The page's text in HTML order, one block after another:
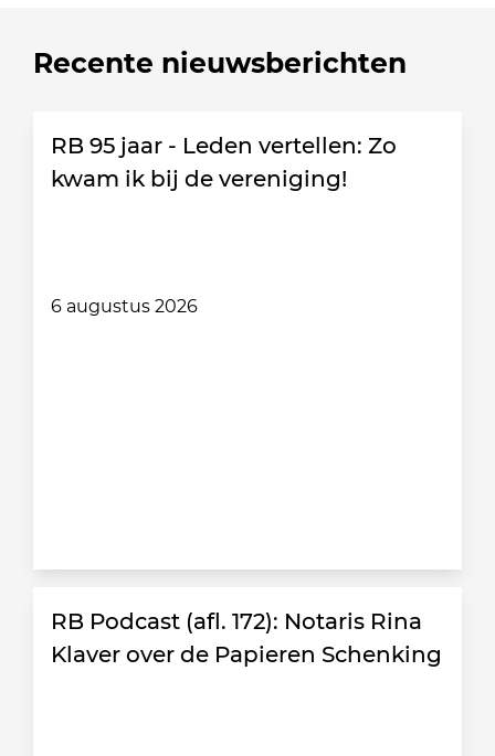
Recente nieuwsberichten
RB 95 jaar - Leden vertellen: Zo
kwam ik bij de vereniging!
6 augustus 2026
RB Podcast (afl. 172): Notaris Rina
Klaver over de Papieren Schenking